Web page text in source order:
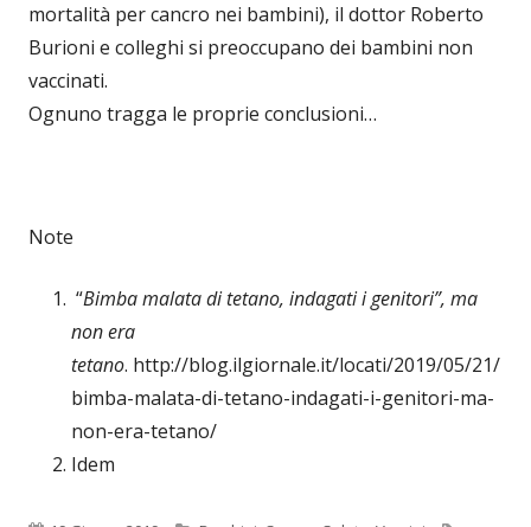
mortalità per cancro nei bambini), il dottor Roberto
Burioni e colleghi si preoccupano dei bambini non
vaccinati.
Ognuno tragga le proprie conclusioni…
Note
“Bimba malata di tetano, indagati i genitori”, ma
non era
tetano. http://blog.ilgiornale.it/locati/2019/05/21/
bimba-malata-di-tetano-indagati-i-genitori-ma-
non-era-tetano/
Idem